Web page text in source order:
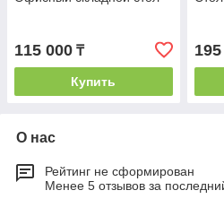
115 000 ₸
Купить
О нас
Рейтинг не сформирован
Менее 5 отзывов за